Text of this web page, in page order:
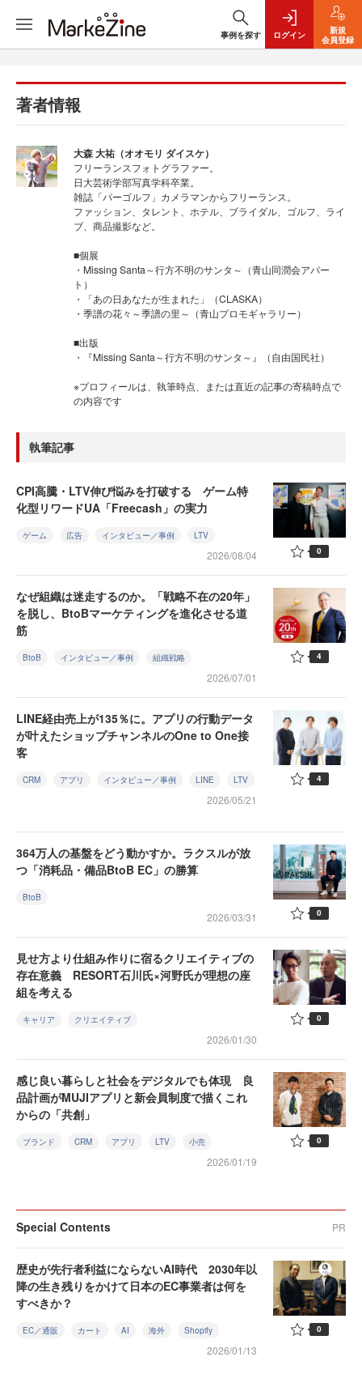
事例を探す ログイン
新規
会員登録
著者情報
大森 大祐（オオモリ ダイスケ）
フリーランスフォトグラファー。
日大芸術学部写真学科卒業。
雑誌「パーゴルフ」カメラマンからフリーランス。
ファッション、タレント、ホテル、ブライダル、ゴルフ、ライ
ブ、商品撮影など。
■個展
・Missing Santa～行方不明のサンタ～（青山同潤会アパー
ト）
・「あの日あなたが生まれた」（CLASKA）
・季譜の花々～季譜の里～（青山プロモギャラリー）
■出版
・『Missing Santa～行方不明のサンタ～』（自由国民社）
※プロフィールは、執筆時点、または直近の記事の寄稿時点で
の内容です
執筆記事
CPI高騰・LTV伸び悩みを打破する ゲーム特
化型リワードUA「Freecash」の実力
ゲーム 広告 インタビュー／事例 LTV
2026/08/04 0
なぜ組織は迷走するのか。「戦略不在の20年」
を脱し、BtoBマーケティングを進化させる道
筋
BtoB インタビュー／事例 組織戦略
2026/07/01
4
LINE経由売上が135％に。アプリの行動データ
が叶えたショップチャンネルのOne to One接
客
CRM アプリ インタビュー／事例 LINE LTV
2026/05/21
4
364万人の基盤をどう動かすか。ラクスルが放
つ「消耗品・備品BtoB EC」の勝算
BtoB
2026/03/31 0
見せ方より仕組み作りに宿るクリエイティブの
存在意義 RESORT石川氏×河野氏が理想の座
組を考える
キャリア クリエイティブ
2026/01/30
0
感じ良い暮らしと社会をデジタルでも体現 良
品計画がMUJIアプリと新会員制度で描くこれ
からの「共創」
ブランド CRM アプリ LTV 小売
2026/01/19
0
Special Contents PR
歴史が先行者利益にならないAI時代 2030年以
降の生き残りをかけて日本のEC事業者は何を
すべきか？
EC／通販 カート AI 海外 Shopify
2026/01/13
0